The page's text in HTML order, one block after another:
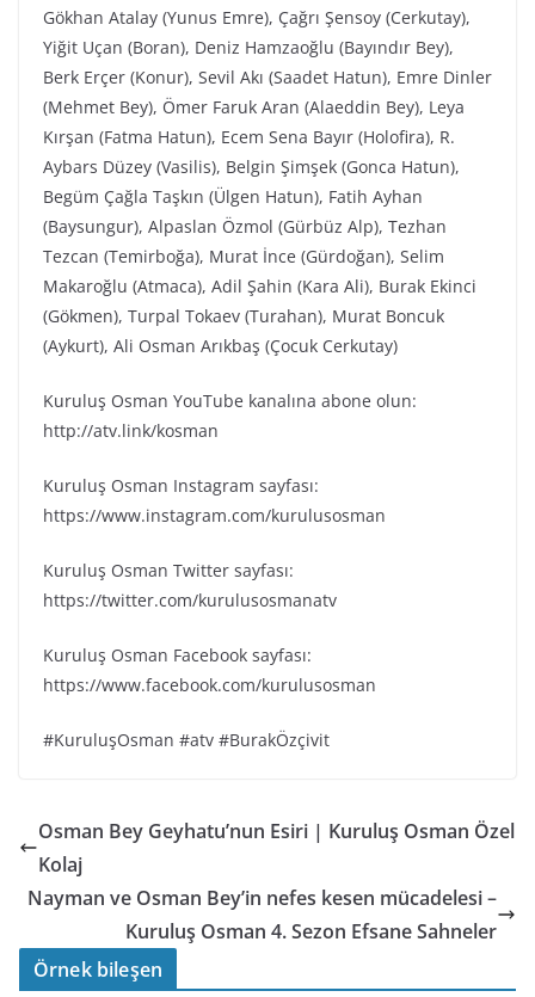
Gökhan Atalay (Yunus Emre), Çağrı Şensoy (Cerkutay),
Yiğit Uçan (Boran), Deniz Hamzaoğlu (Bayındır Bey),
Berk Erçer (Konur), Sevil Akı (Saadet Hatun), Emre Dinler
(Mehmet Bey), Ömer Faruk Aran (Alaeddin Bey), Leya
Kırşan (Fatma Hatun), Ecem Sena Bayır (Holofira), R.
Aybars Düzey (Vasilis), Belgin Şimşek (Gonca Hatun),
Begüm Çağla Taşkın (Ülgen Hatun), Fatih Ayhan
(Baysungur), Alpaslan Özmol (Gürbüz Alp), Tezhan
Tezcan (Temirboğa), Murat İnce (Gürdoğan), Selim
Makaroğlu (Atmaca), Adil Şahin (Kara Ali), Burak Ekinci
(Gökmen), Turpal Tokaev (Turahan), Murat Boncuk
(Aykurt), Ali Osman Arıkbaş (Çocuk Cerkutay)
Kuruluş Osman YouTube kanalına abone olun:
http://atv.link/kosman
Kuruluş Osman Instagram sayfası:
https://www.instagram.com/kurulusosman
Kuruluş Osman Twitter sayfası:
https://twitter.com/kurulusosmanatv
Kuruluş Osman Facebook sayfası:
https://www.facebook.com/kurulusosman
#KuruluşOsman #atv #BurakÖzçivit
Osman Bey Geyhatu’nun Esiri | Kuruluş Osman Özel
Kolaj
Nayman ve Osman Bey’in nefes kesen mücadelesi –
Kuruluş Osman 4. Sezon Efsane Sahneler
Örnek bileşen